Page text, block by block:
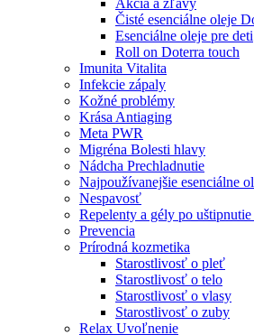
Akcia a zľavy
Čisté esenciálne oleje
Esenciálne oleje pre deti
Roll on Doterra touch
Imunita Vitalita
Infekcie zápaly
Kožné problémy
Krása Antiaging
Meta PWR
Migréna Bolesti hlavy
Nádcha Prechladnutie
Najpoužívanejšie esenciálne
Nespavosť
Repelenty a gély po
Prevencia
Prírodná kozmetika
Starostlivosť o pleť
Starostlivosť o telo
Starostlivosť o vlasy
Starostlivosť o zuby
Relax Uvoľnenie